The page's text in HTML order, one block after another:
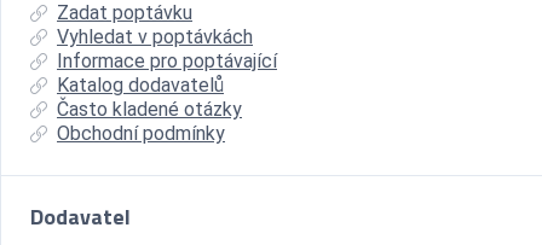
Zadat poptávku
Vyhledat v poptávkách
Informace pro poptávající
Katalog dodavatelů
Často kladené otázky
Obchodní podmínky
Dodavatel